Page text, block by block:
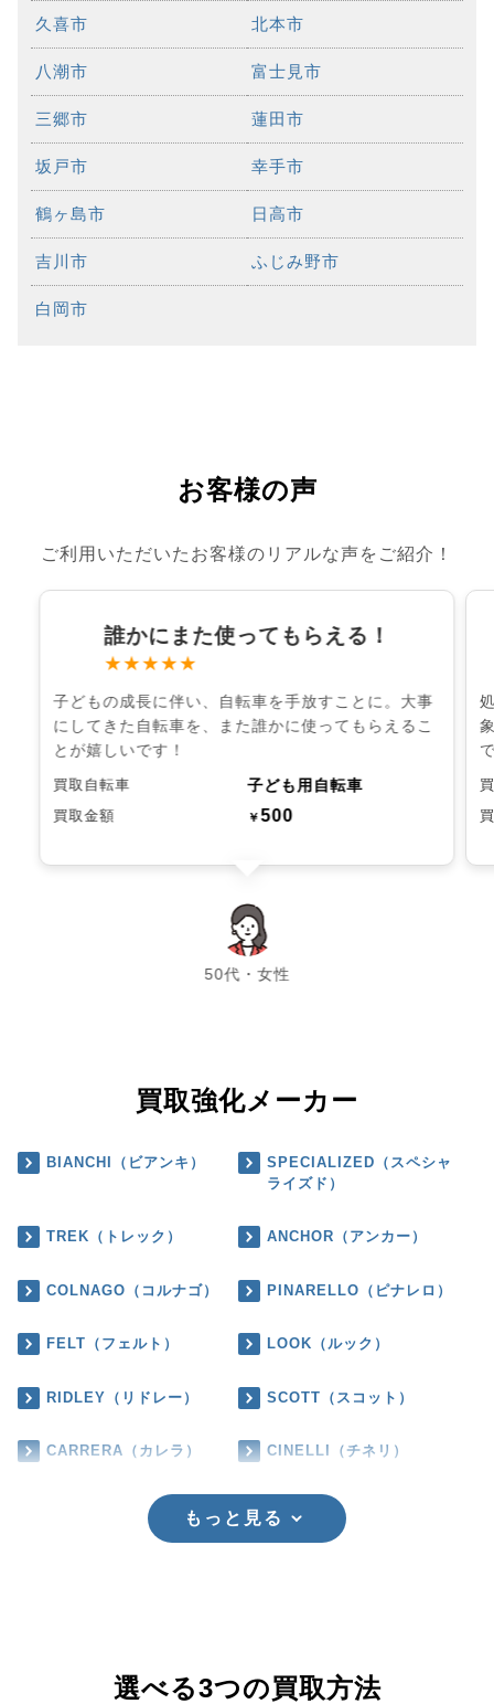
久喜市 北本市
八潮市 富士見市
三郷市 蓮田市
坂戸市 幸手市
鶴ヶ島市 日高市
吉川市 ふじみ野市
白岡市
お客様の声
ご利用いただいたお客様のリアルな声をご紹介！
誰かにまた使ってもらえる！
★★★★★
子どもの成長に伴い、自転車を手放すことに。大事
にしてきた自転車を、また誰かに使ってもらえるこ
とが嬉しいです！
買取自転車 子ども用自転車
買取金額 ￥500
50代・女性
chevron_left chevron_right
買取強化メーカー
BIANCHI（ビアンキ）
SPECIALIZED（スペシャ
ライズド）
TREK（トレック） ANCHOR（アンカー）
COLNAGO（コルナゴ） PINARELLO（ピナレロ）
FELT（フェルト） LOOK（ルック）
RIDLEY（リドレー） SCOTT（スコット）
CARRERA（カレラ） CINELLI（チネリ）
もっと見る
選べる3つの買取方法